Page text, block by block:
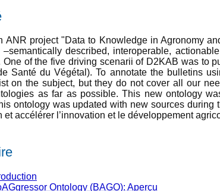
ANR project "Data to Knowledge in Agronomy
–semantically described, interoperable,
One of the five driving scenarii of D2KAB was to
Santé du Végétal). To annotate the bulletins
on the subject, but they do not cover all our
as far as possible. This new ontology
ontology was updated with new sources
et accélérer l’innovation et le développement
Ontology (BAGO): Aperçu